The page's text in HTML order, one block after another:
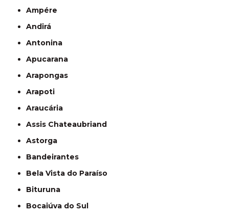
Ampére
Andirá
Antonina
Apucarana
Arapongas
Arapoti
Araucária
Assis Chateaubriand
Astorga
Bandeirantes
Bela Vista do Paraíso
Bituruna
Bocaiúva do Sul